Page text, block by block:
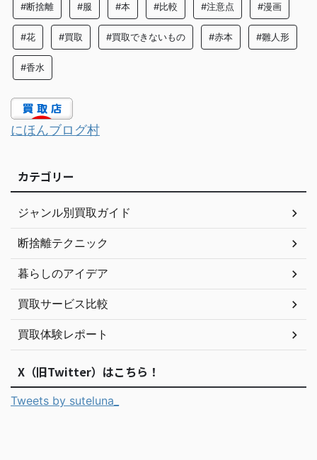
#断捨離 #服 #本 #比較 #注意点 #漫画
#花 #買取 #買取できないもの #赤本 #雛人形
#香水
にほんブログ村
カテゴリー
ジャンル別買取ガイド
断捨離テクニック
暮らしのアイデア
買取サービス比較
買取体験レポート
X（旧Twitter）はこちら！
Tweets by suteluna_